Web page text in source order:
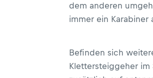
dem anderen
immer ein Karabiner
Befinden sich
Klettersteiggeher im